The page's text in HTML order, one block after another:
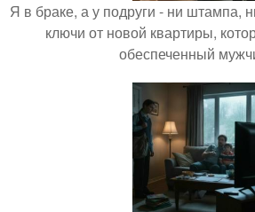
Я в браке, а у подруги - ни штампа,
ключи от новой квартиры,
обеспеченный